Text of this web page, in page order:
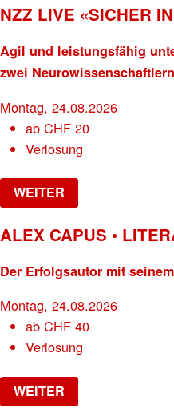
NZZ LIVE «SICHER
Agil und leistungsfähig
zwei
Montag, 24.08.2026
abCHF 20
Verlosung
WEITER
ALEX CAPUS •
Der Erfolgsautor mit
Montag, 24.08.2026
abCHF 40
Verlosung
WEITER